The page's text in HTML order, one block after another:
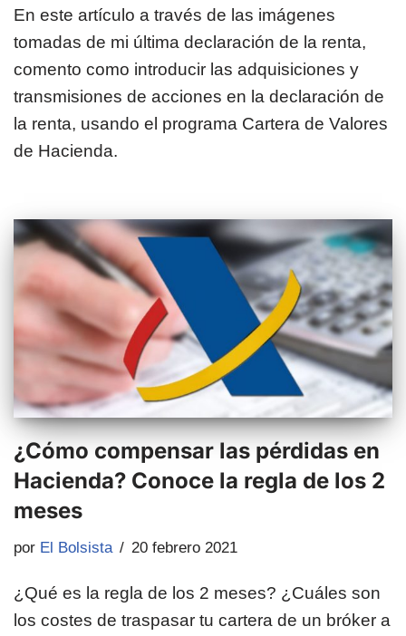
En este artículo a través de las imágenes
tomadas de mi última declaración de la renta,
comento como introducir las adquisiciones y
transmisiones de acciones en la declaración de
la renta, usando el programa Cartera de Valores
de Hacienda.
¿Cómo compensar las pérdidas en
Hacienda? Conoce la regla de los 2
meses
por El Bolsista 20 febrero 2021
¿Qué es la regla de los 2 meses? ¿Cuáles son
los costes de traspasar tu cartera de un bróker a